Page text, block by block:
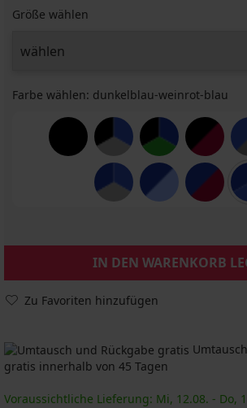
Größe wählen
Farbe wählen: dunkelblau-weinrot-blau
IN DEN WARENKORB
Zu Favoriten hinzufügen
gratis innerhalb von 45 Tagen
Voraussichtliche Lieferung: Mi, 12.08. - Do,